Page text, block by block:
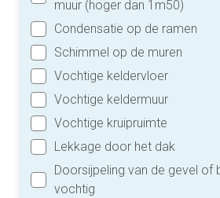
muur (hoger dan 1m50)
Condensatie op de ramen
Schimmel op de muren
Vochtige keldervloer
Vochtige keldermuur
Vochtige kruipruimte
Lekkage door het dak
Doorsijpeling van de gevel of
vochtig